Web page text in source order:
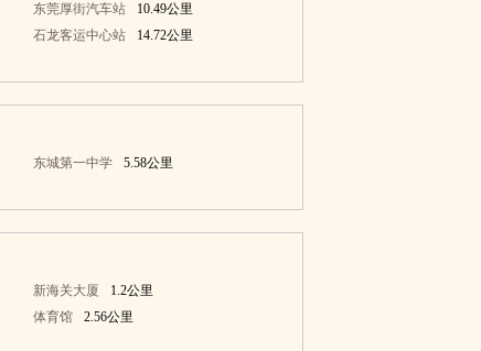
东莞厚街汽车站
10.49公里
石龙客运中心站
14.72公里
东城第一中学
5.58公里
新海关大厦
1.2公里
体育馆
2.56公里